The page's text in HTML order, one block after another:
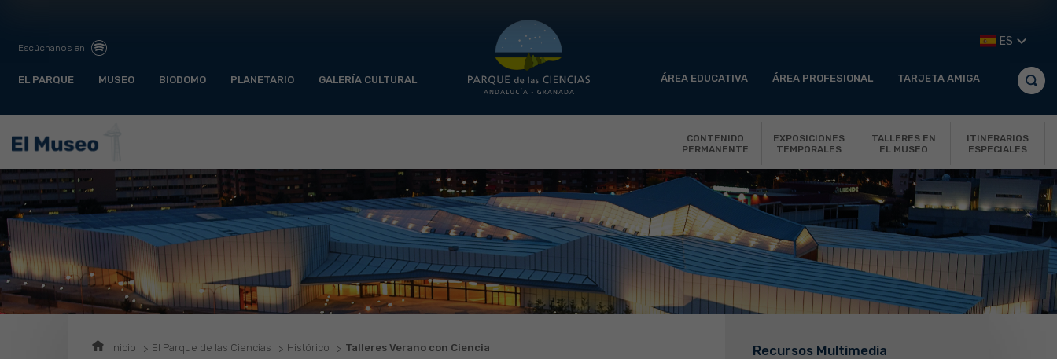
Escúchanos en
EL PARQUE MUSEO BIODOMO PLANETARIO GALERÍA CULTURAL ÁREA EDUCATIVA ÁREA PROFESIONAL TARJETA AMIGA
ES
CONTENIDO
PERMANENTE
EXPOSICIONES
TEMPORALES
TALLERES EN
EL MUSEO
ITINERARIOS
ESPECIALES
Inicio El Parque de las Ciencias Histórico Talleres Verano con Ciencia Recursos Multimedia